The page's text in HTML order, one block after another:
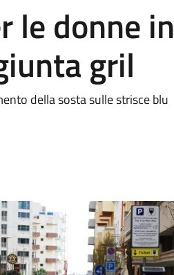
le donne in
gril
della sosta sulle strisce blu